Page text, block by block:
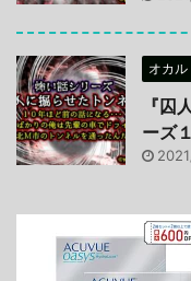
オカ
『囚
ーズ